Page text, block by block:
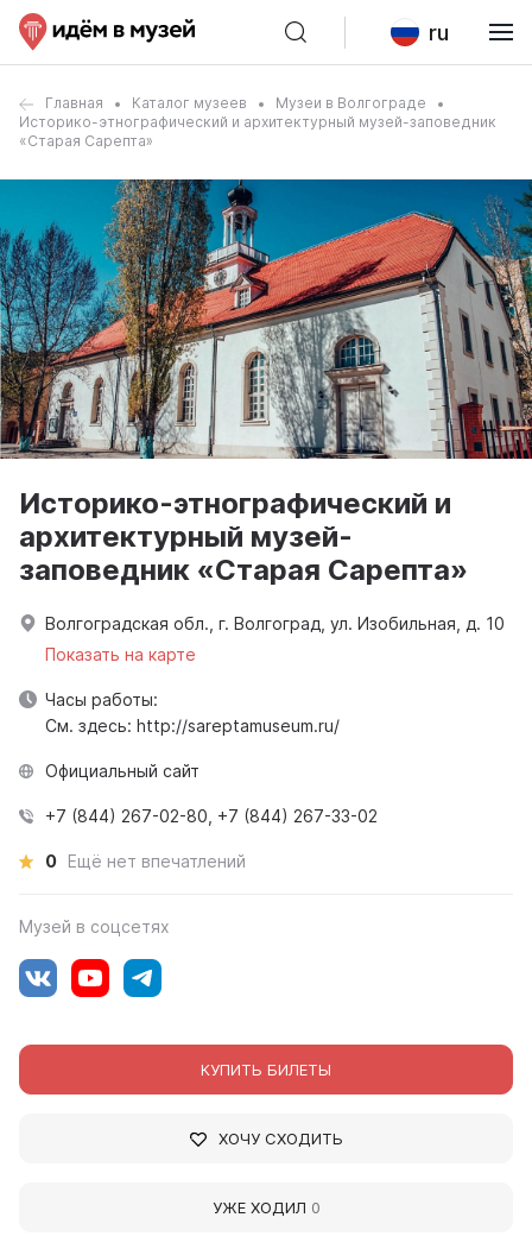
ru
Главная Каталог музеев
Музеи в Волгограде
Историко-этнографический и архитектурный музей-заповедник
«Старая Сарепта»
Историко-этнографический и
архитектурный музей-
заповедник «Старая Сарепта»
Волгоградская обл., г. Волгоград, ул. Изобильная, д. 10
Показать на карте
Часы работы:
См. здесь: http://sareptamuseum.ru/
Официальный сайт
+7 (844) 267-02-80, +7 (844) 267-33-02
0 Ещё нет впечатлений
Музей в соцсетях
КУПИТЬ БИЛЕТЫ
ХОЧУ СХОДИТЬ
УЖЕ ХОДИЛ 0